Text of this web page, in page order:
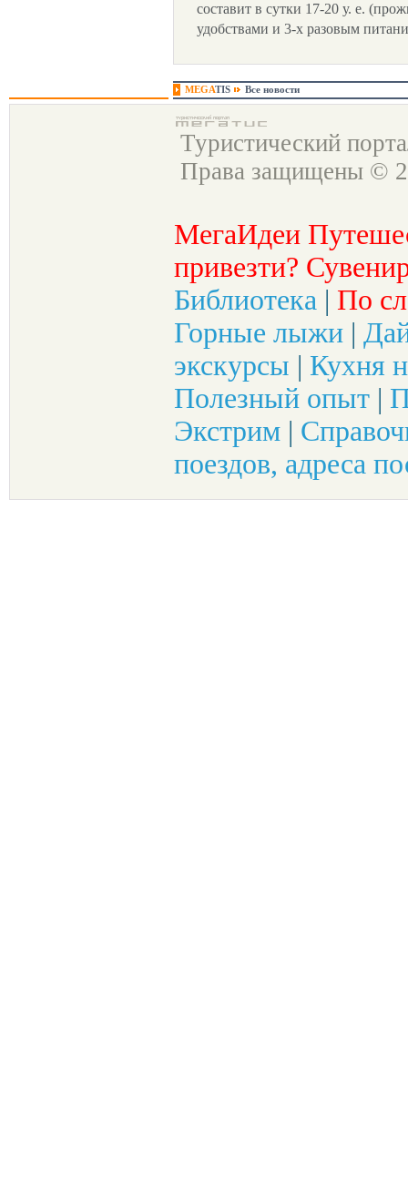
составит в сутки 17-20 у. е.
удобствами и 3-х разовым
MEGATIS Все новости
Туристический
Права защищены ©
МегаИдеи
привезти?
Библиотека | По
Горные лыжи |
экскурсы | Кухня
Полезный опыт |
Экстрим |
поездов, адреса